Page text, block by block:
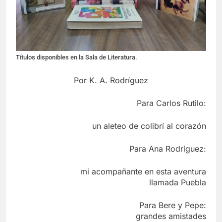
Títulos disponibles en la Sala de Literatura.
Por K. A. Rodríguez
Para Carlos Rutilo:
un aleteo de colibrí al corazón
Para Ana Rodríguez:
mi acompañante en esta aventura
llamada Puebla
Para Bere y Pepe:
grandes amistades